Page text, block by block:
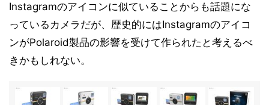
Instagramのアイコンに似ていることからも話題にな
っているカメラだが、歴史的にはInstagramのアイコ
ンがPolaroid製品の影響を受けて作られたと考えるべ
きかもしれない。